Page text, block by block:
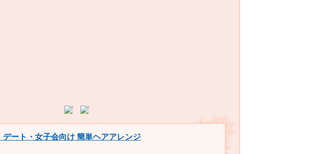
デート・女子会向け 簡単ヘアアレンジ